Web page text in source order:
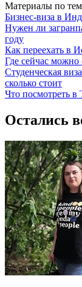
Материалы по
Бизнес-виза в
Нужен ли
году
Как переехать в
Где сейчас можно
Студенческая
сколько стоит
Что посмотреть в
Остались